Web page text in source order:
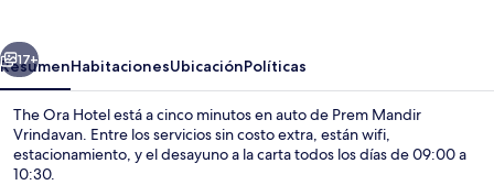
Siguiente
17+
ResumenHabitacionesUbicaciónPolíticas
The Ora Hotel está a cinco minutos en auto de Prem Mandir
Vrindavan. Entre los servicios sin costo extra, están wifi,
estacionamiento, y el desayuno a la carta todos los días de 09:00 a
10:30.